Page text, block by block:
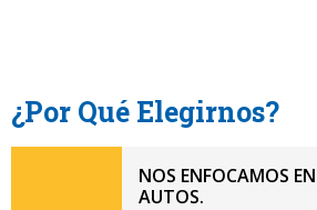
¿Por Qué Elegirnos?
NOS ENFOCAMOS
AUTOS.